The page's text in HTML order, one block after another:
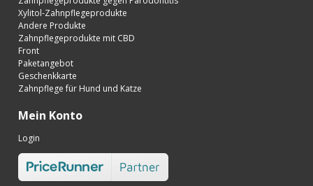
Xylitol-Zahnpflegeprodukte
Andere Produkte
Zahnpflegeprodukte mit CBD
Front
Paketangebot
Geschenkkarte
Zahnpflege für Hund und Katze
Mein Konto
Login